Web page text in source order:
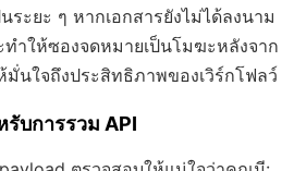
ระยะ ๆ หากเอกสารยังไม่ได้ลงนาม
ำให้ซองจดหมายเป็นโมฆะหลังจาก
มั่นใจถึงประสิทธิภาพของเวิร์กโฟลว์
บการรวม API